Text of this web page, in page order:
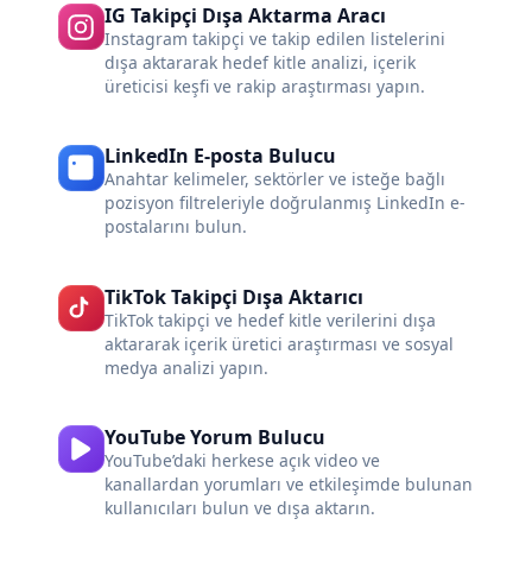
IG Takipçi Dışa Aktarma Aracı
Instagram takipçi ve takip edilen listelerini
dışa aktararak hedef kitle analizi, içerik
üreticisi keşfi ve rakip araştırması yapın.
LinkedIn E-posta Bulucu
Anahtar kelimeler, sektörler ve isteğe bağlı
pozisyon filtreleriyle doğrulanmış LinkedIn e-
postalarını bulun.
TikTok Takipçi Dışa Aktarıcı
TikTok takipçi ve hedef kitle verilerini dışa
aktararak içerik üretici araştırması ve sosyal
medya analizi yapın.
YouTube Yorum Bulucu
YouTube’daki herkese açık video ve
kanallardan yorumları ve etkileşimde bulunan
kullanıcıları bulun ve dışa aktarın.